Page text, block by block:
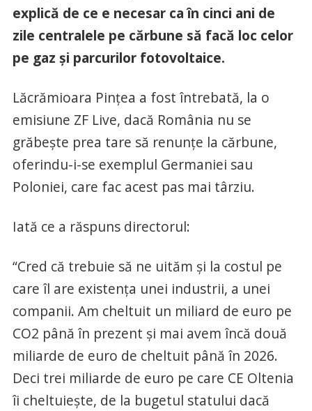
explică de ce e necesar ca în cinci ani de
zile centralele pe cărbune să facă loc celor
pe gaz și parcurilor fotovoltaice.
Lăcrămioara Pințea a fost întrebată, la o
emisiune ZF Live, dacă România nu se
grăbește prea tare să renunțe la cărbune,
oferindu-i-se exemplul Germaniei sau
Poloniei, care fac acest pas mai târziu.
Iată ce a răspuns directorul:
“Cred că trebuie să ne uităm și la costul pe
care îl are existența unei industrii, a unei
companii. Am cheltuit un miliard de euro pe
CO2 până în prezent și mai avem încă două
miliarde de euro de cheltuit până în 2026.
Deci trei miliarde de euro pe care CE Oltenia
îi cheltuiește, de la bugetul statului dacă